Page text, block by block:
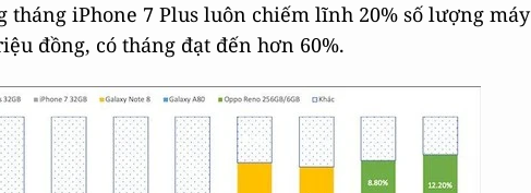
tháng iPhone 7 Plus luôn chiếm lĩnh 20% số lượng máy
đồng, có tháng đạt đến hơn 60%.